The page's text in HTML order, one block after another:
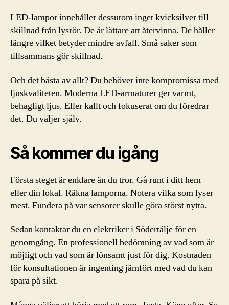
LED-lampor innehåller dessutom inget kvicksilver till
skillnad från lysrör. De är lättare att återvinna. De håller
längre vilket betyder mindre avfall. Små saker som
tillsammans gör skillnad.
Och det bästa av allt? Du behöver inte kompromissa med
ljuskvaliteten. Moderna LED-armaturer ger varmt,
behagligt ljus. Eller kallt och fokuserat om du föredrar
det. Du väljer själv.
Så kommer du igång
Första steget är enklare än du tror. Gå runt i ditt hem
eller din lokal. Räkna lamporna. Notera vilka som lyser
mest. Fundera på var sensorer skulle göra störst nytta.
Sedan kontaktar du en elektriker i Södertälje för en
genomgång. En professionell bedömning av vad som är
möjligt och vad som är lönsamt just för dig. Kostnaden
för konsultationen är ingenting jämfört med vad du kan
spara på sikt.